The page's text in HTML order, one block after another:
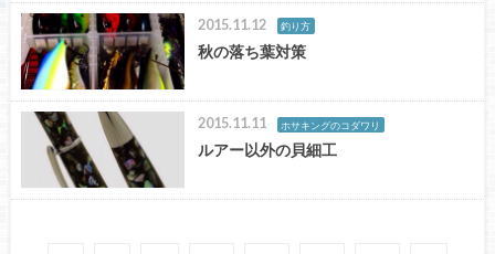
2015.11.12 釣り方
秋の落ち葉対策
2015.11.11 ホサキングのコダワリ
ルアー以外の貝細工